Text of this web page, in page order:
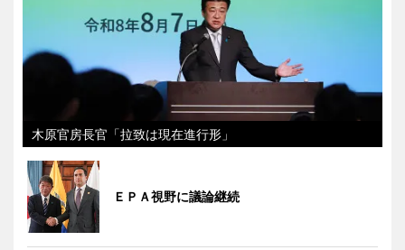
木原官房長官「拉致は現在進行形」
ＥＰＡ視野に議論継続